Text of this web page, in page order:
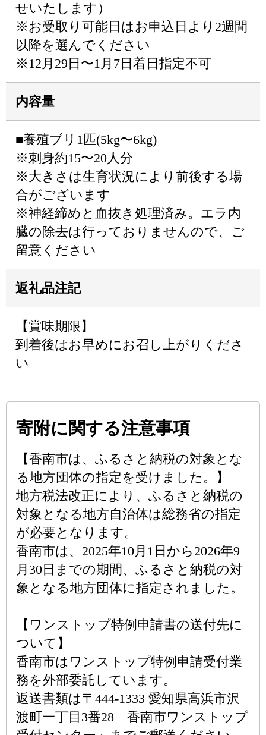
せいたします）
※お受取り可能日はお申込日より2週間
以降を選んでください
※12月29日〜1月7日着日指定不可
内容量
■養殖ブリ1匹(5kg〜6kg)
※刺身約15〜20人分
※大きさは生育状況により前後する場
合がございます
※神経締めと血抜き処理済み。エラ内
臓の除去は行っておりませんので、ご
留意ください
返礼品注記
【賞味期限】
到着後はお早めにお召し上がりくださ
い
寄附に関する注意事項
【香南市は、ふるさと納税の対象とな
る地方団体の指定を受けました。】
地方税法改正により、ふるさと納税の
対象となる地方自治体は総務省の指定
が必要となります。
香南市は、2025年10月1日から2026年9
月30日までの期間、ふるさと納税の対
象となる地方団体に指定されました。
【ワンストップ特例申請書の送付先に
ついて】
香南市はワンストップ特例申請受付業
務を外部委託しています。
返送書類は〒444-1333 愛知県高浜市沢
渡町一丁目3番28「香南市ワンストップ